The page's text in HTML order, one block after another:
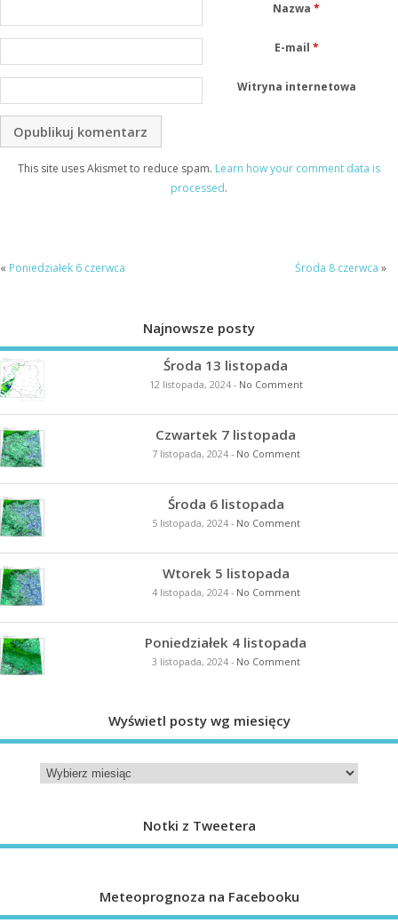
Nazwa*
E-mail *
Witryna internetowa
This site uses Akismet to reduce spam. Learn how your comment data is
processed.
« Poniedziałek 6 czerwca Środa 8 czerwca »
Najnowsze posty
Środa 13 listopada
12 listopada, 2024- No Comment
Czwartek 7 listopada
7 listopada, 2024- No Comment
Środa 6 listopada
5 listopada, 2024- No Comment
Wtorek 5 listopada
4 listopada, 2024- No Comment
Poniedziałek 4 listopada
3 listopada, 2024- No Comment
Wyświetl posty wg miesięcy
Notki z Tweetera
Meteoprognoza na Facebooku